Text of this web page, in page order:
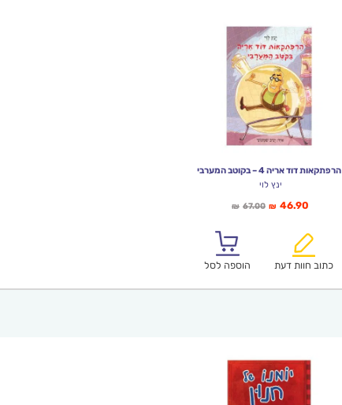
הרפתקאות דוד אריה 4 – בקוטב המערבי
ינץ לוי
₪ 67.00המחיר
₪67.00.
₪ 46.90
הוא:
כתוב חוות דעת
הוספה לסל